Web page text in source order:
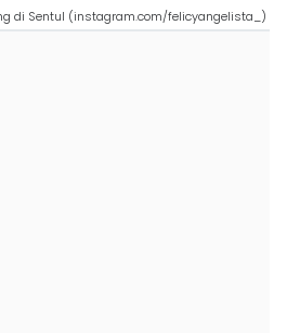
di Sentul (instagram.com/felicyangelista_)